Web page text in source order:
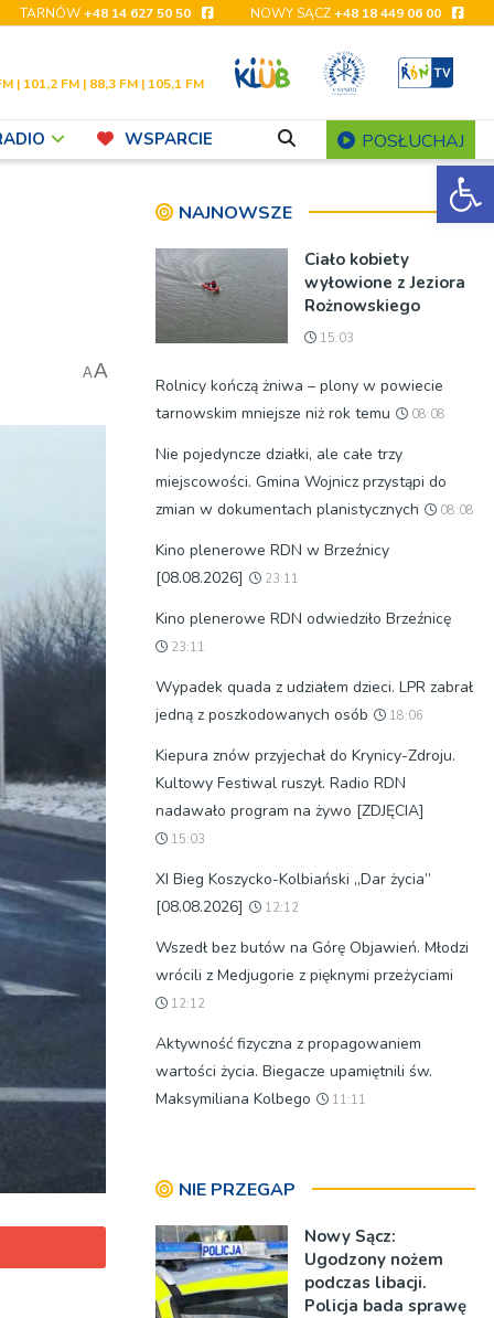
TARNÓW+48 14 627 50 50 NOWY SĄCZ+48 18 449 06 00
| 101,2 FM | 88,3 FM | 105,1 FM
WSPARCIE POSŁUCHAJ
AA
NAJNOWSZE
Ciało kobiety
wyłowione z Jeziora
Rożnowskiego
15:03
Rolnicy kończą żniwa – plony w powiecie
tarnowskim mniejsze niż rok temu
08:08
Nie pojedyncze działki, ale całe trzy
miejscowości. Gmina Wojnicz przystąpi do
zmian w dokumentach planistycznych
08:08
Kino plenerowe RDN w Brzeźnicy
[08.08.2026]
23:11
Kino plenerowe RDN odwiedziło Brzeźnicę
23:11
Wypadek quada z udziałem dzieci. LPR zabrał
jedną z poszkodowanych osób
18:06
Kiepura znów przyjechał do Krynicy-Zdroju.
Kultowy Festiwal ruszył. Radio RDN
nadawało program na żywo [ZDJĘCIA]
15:03
XI Bieg Koszycko-Kolbiański „Dar życia”
[08.08.2026]
12:12
Wszedł bez butów na Górę Objawień. Młodzi
wrócili z Medjugorie z pięknymi przeżyciami
12:12
Aktywność fizyczna z propagowaniem
wartości życia. Biegacze upamiętnili św.
Maksymiliana Kolbego
11:11
NIE PRZEGAP
Nowy Sącz:
Ugodzony nożem
podczas libacji.
Policja bada sprawę